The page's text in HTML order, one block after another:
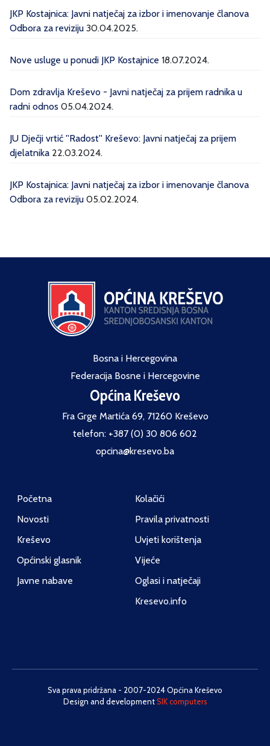
JKP Kostajnica: Javni natječaj za izbor i imenovanje članova
Odbora za reviziju 30.04.2025.
Nove usluge u ponudi JKP Kostajnice 18.07.2024.
Dom zdravlja Kreševo - Javni natječaj za prijem radnika u
radni odnos 05.04.2024.
JU Dječji vrtić ''Radost'' Kreševo: Javni natječaj za prijem
djelatnika 22.03.2024.
JKP Kostajnica: Javni natječaj za izbor i imenovanje članova
Odbora za reviziju 05.02.2024.
Bosna i Hercegovina
Federacija Bosne i Hercegovine
Općina Kreševo
Fra Grge Martića 69, 71260 Kreševo
telefon: +387 (0) 30 806 602
opcina@kresevo.ba
Početna
Novosti
Kreševo
Općinski glasnik
Javne nabave
Kolačići
Pravila privatnosti
Uvjeti korištenja
Vijeće
Oglasi i natječaji
Kresevo.info
Sva prava pridržana - 2007-2024 Općina Kreševo
Design and developmentSIK computers